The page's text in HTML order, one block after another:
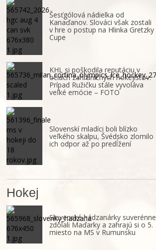
Šesťgólová nádielka od
Kanaďanov. Slováci však zostali
v hre o postup na Hlinka Gretzky
Cupe
KHL si poškodila reputáciu v
očiach zahraničných hokejistov.
Prípad Ružičku stále vyvoláva
veľké emócie – FOTO
Slovenskí mladíci boli blízko
veľkého skalpu, Švédsko zlomilo
ich odpor až po predĺžení
Hokej
Slovenské hádzanárky suverénne
zdolali Maďarky a zahrajú si o 5.
miesto na MS v Rumunsku